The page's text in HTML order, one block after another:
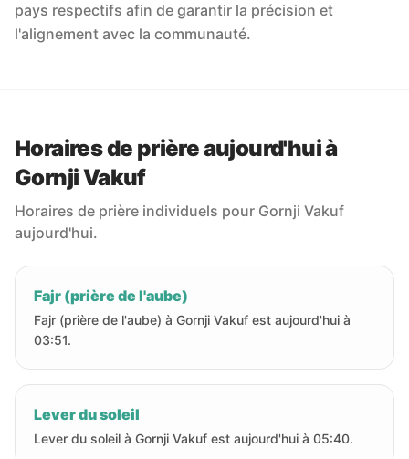
pays respectifs afin de garantir la précision et
l'alignement avec la communauté.
Horaires de prière aujourd'hui à
Gornji Vakuf
Horaires de prière individuels pour Gornji Vakuf
aujourd'hui.
Fajr (prière de l'aube)
Fajr (prière de l'aube) à Gornji Vakuf est aujourd'hui à
03:51.
Lever du soleil
Lever du soleil à Gornji Vakuf est aujourd'hui à 05:40.